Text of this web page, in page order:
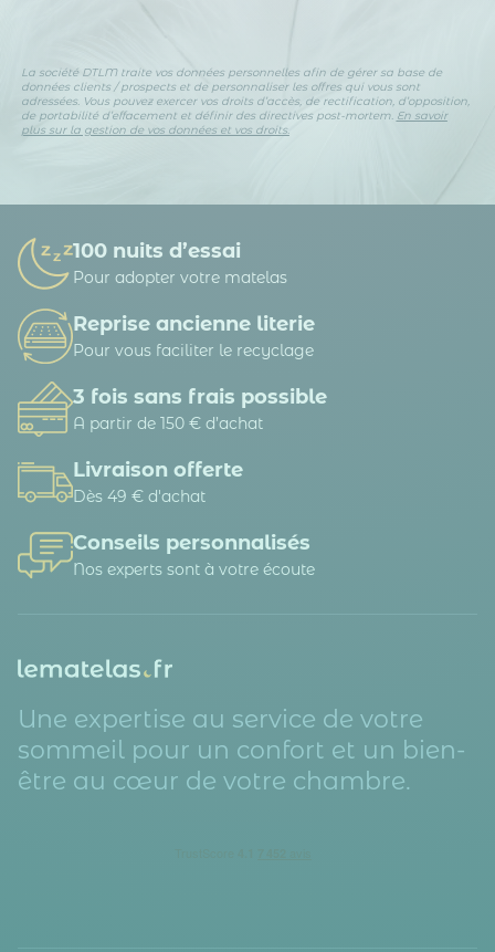
La société DTLM traite vos données personnelles afin de gérer sa base de
données clients / prospects et de personnaliser les offres qui vous sont
adressées. Vous pouvez exercer vos droits d’accès, de rectification, d’opposition,
de portabilité d’effacement et définir des directives post-mortem. En savoir
plus sur la gestion de vos données et vos droits.
100 nuits d’essai
Pour adopter votre matelas
Reprise ancienne literie
Pour vous faciliter le recyclage
3 fois sans frais possible
A partir de 150 € d’achat
Livraison offerte
Dès 49 € d'achat
Conseils personnalisés
Nos experts sont à votre écoute
Une expertise au service de votre
sommeil pour un confort et un bien-
être au cœur de votre chambre.